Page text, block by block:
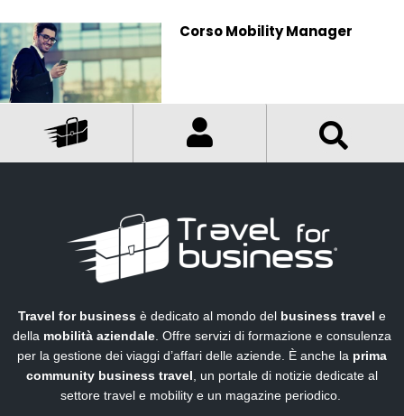
Corso Mobility Manager
Travel for business è dedicato al mondo del business travel e
della mobilità aziendale. Offre servizi di formazione e consulenza
per la gestione dei viaggi d’affari delle aziende. È anche la prima
community business travel, un portale di notizie dedicate al
settore travel e mobility e un magazine periodico.